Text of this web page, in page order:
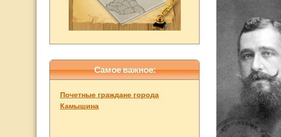
Самое важное:
Почетные граждане города
Камышина